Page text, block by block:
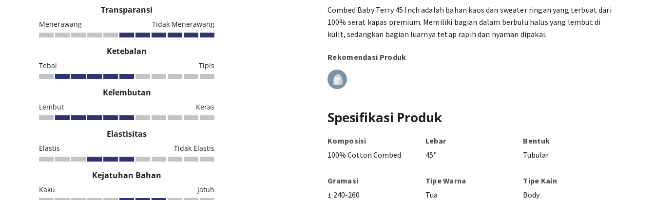
Transparansi
Menerawang Tidak Menerawang
Ketebalan
Tebal Tipis
Kelembutan
Lembut Keras
Elastisitas
Elastis Tidak Elastis
Kejatuhan Bahan
Kaku Jatuh
Combed Baby Terry 45 Inch adalah bahan kaos dan sweater ringan yang terbuat dari
100% serat kapas premium. Memiliki bagian dalam berbulu halus yang lembut di
kulit, sedangkan bagian luarnya tetap rapih dan nyaman dipakai.
Rekomendasi Produk
Spesifikasi Produk
Komposisi
100% Cotton Combed
Lebar
45"
Bentuk
Tubular
Gramasi
± 240-260
Tipe Warna
Tua
Tipe Kain
Body